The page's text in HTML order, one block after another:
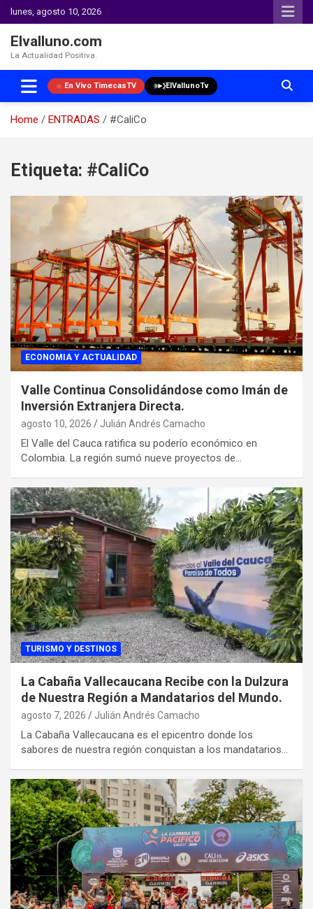
lunes, agosto 10, 2026
Elvalluno.com
La Actualidad Positiva.
En Vivo TimecasTV ElVallunoTv
Home ENTRADAS
#CaliCo
content
Etiqueta: #CaliCo
ECONOMIA Y ACTUALIDAD
Valle Continua Consolidándose como Imán de
Inversión Extranjera Directa.
agosto 10, 2026 Julián Andrés Camacho
El Valle del Cauca ratifica su poderío económico en
Colombia. La región sumó nueve proyectos de…
TURISMO Y DESTINOS
La Cabaña Vallecaucana Recibe con la Dulzura
de Nuestra Región a Mandatarios del Mundo.
agosto 7, 2026 Julián Andrés Camacho
La Cabaña Vallecaucana es el epicentro donde los
sabores de nuestra región conquistan a los mandatarios…